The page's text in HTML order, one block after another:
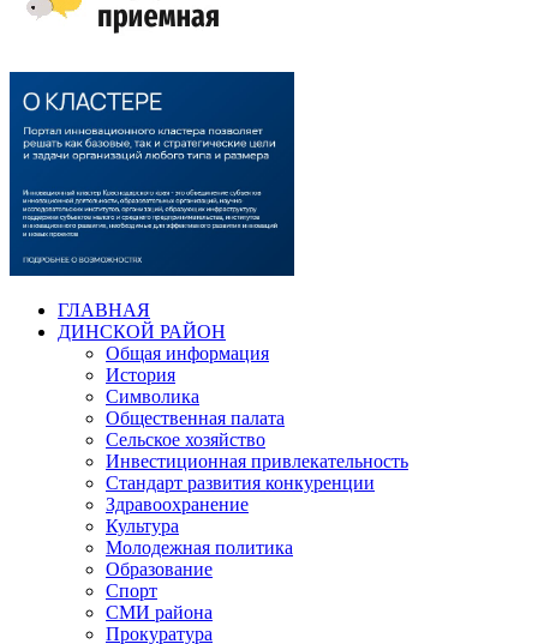
ГЛАВНАЯ
ДИНСКОЙ РАЙОН
Общая информация
История
Символика
Общественная палата
Сельское хозяйство
Инвестиционная привлекательность
Стандарт развития конкуренции
Здравоохранение
Культура
Молодежная политика
Образование
Спорт
СМИ района
Прокуратура